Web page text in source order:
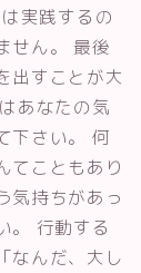
実践するの
せん。 最後
出すことが大
あなたの気
下さい。 何
てこともあり
気持ちがあっ
。 行動する
なんだ、大し